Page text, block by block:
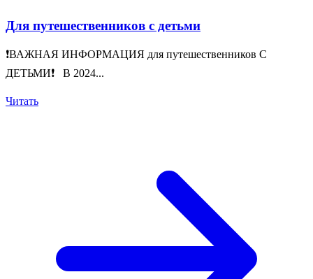
Для путешественников с детьми
❗️ВАЖНАЯ ИНФОРМАЦИЯ для путешественников С
ДЕТЬМИ❗️ В 2024...
Читать